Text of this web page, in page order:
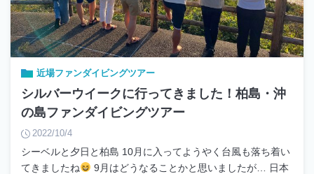
近場ファンダイビングツアー
シルバーウイークに行ってきました！柏島・沖
の島ファンダイビングツアー
2022/10/4
シーベルと夕日と柏島 10月に入ってようやく台風も落ち着い
てきましたね
9月はどうなることかと思いましたが… 日本